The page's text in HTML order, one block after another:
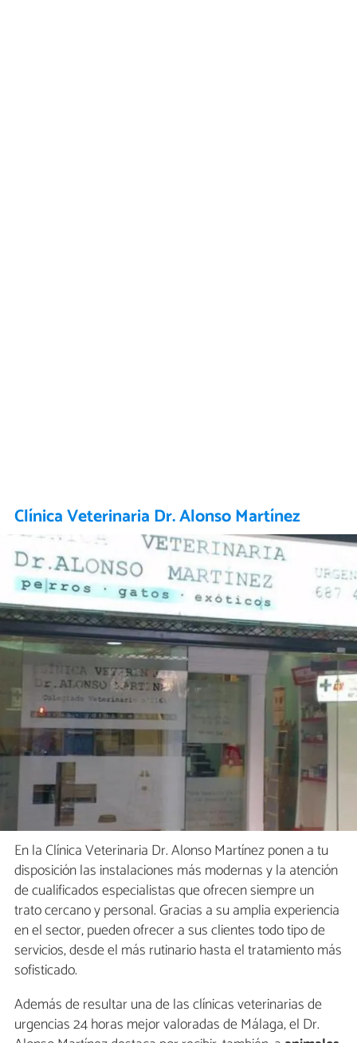
Clínica Veterinaria Dr. Alonso Martínez
En la Clínica Veterinaria Dr. Alonso Martínez ponen a tu
disposición las instalaciones más modernas y la atención
de cualificados especialistas que ofrecen siempre un
trato cercano y personal. Gracias a su amplia experiencia
en el sector, pueden ofrecer a sus clientes todo tipo de
servicios, desde el más rutinario hasta el tratamiento más
sofisticado.
Además de resultar una de las clínicas veterinarias de
urgencias 24 horas mejor valoradas de Málaga, el Dr.